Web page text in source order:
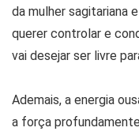
da mulher sagitariana
querer controlar e
vai desejar ser livre
Ademais, a energia
a força